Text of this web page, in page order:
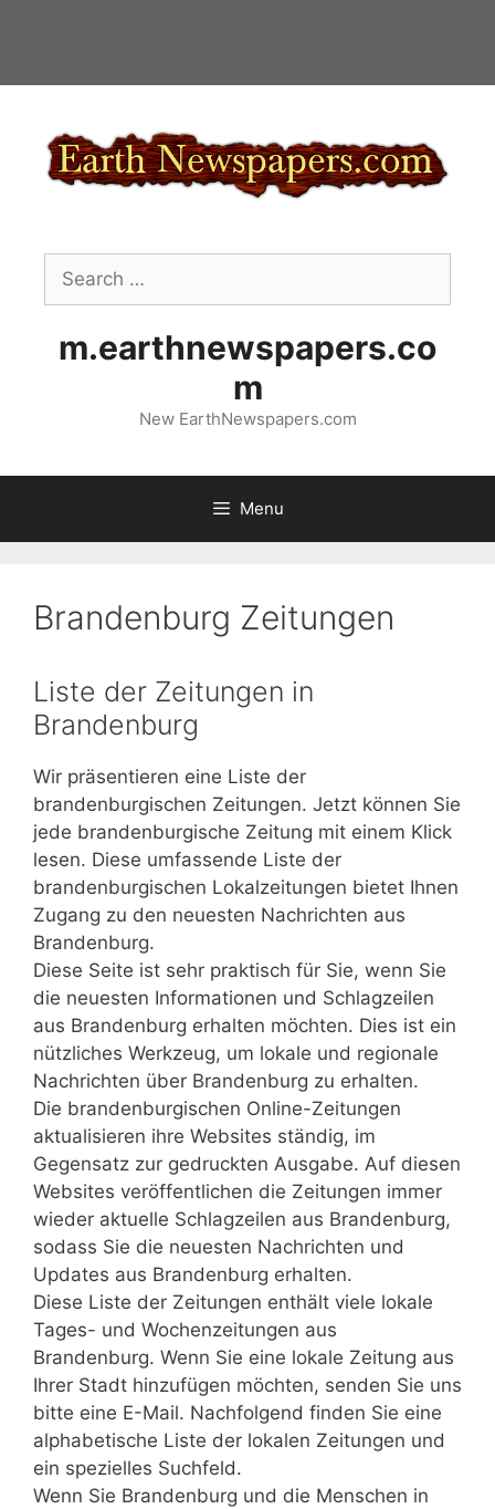
Search
for:
m.earthnewspapers.co
m
New EarthNewspapers.com
Menu
Brandenburg Zeitungen
Liste der Zeitungen in
Brandenburg
Wir präsentieren eine Liste der
brandenburgischen Zeitungen. Jetzt können Sie
jede brandenburgische Zeitung mit einem Klick
lesen. Diese umfassende Liste der
brandenburgischen Lokalzeitungen bietet Ihnen
Zugang zu den neuesten Nachrichten aus
Brandenburg.
Diese Seite ist sehr praktisch für Sie, wenn Sie
die neuesten Informationen und Schlagzeilen
aus Brandenburg erhalten möchten. Dies ist ein
nützliches Werkzeug, um lokale und regionale
Nachrichten über Brandenburg zu erhalten.
Die brandenburgischen Online-Zeitungen
aktualisieren ihre Websites ständig, im
Gegensatz zur gedruckten Ausgabe. Auf diesen
Websites veröffentlichen die Zeitungen immer
wieder aktuelle Schlagzeilen aus Brandenburg,
sodass Sie die neuesten Nachrichten und
Updates aus Brandenburg erhalten.
Diese Liste der Zeitungen enthält viele lokale
Tages- und Wochenzeitungen aus
Brandenburg. Wenn Sie eine lokale Zeitung aus
Ihrer Stadt hinzufügen möchten, senden Sie uns
bitte eine E-Mail. Nachfolgend finden Sie eine
alphabetische Liste der lokalen Zeitungen und
ein spezielles Suchfeld.
Wenn Sie Brandenburg und die Menschen in